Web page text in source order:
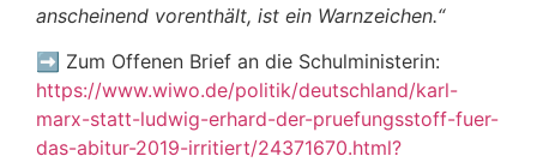
anscheinend vorenthält, ist ein Warnzeichen.“
➡ Zum Offenen Brief an die Schulministerin:
https://www.wiwo.de/politik/deutschland/karl-
marx-statt-ludwig-erhard-der-pruefungsstoff-fuer-
das-abitur-2019-irritiert/24371670.html?